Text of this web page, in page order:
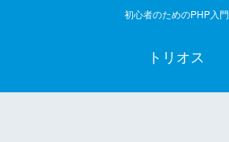
初心者のためのPHP入門
トリオス